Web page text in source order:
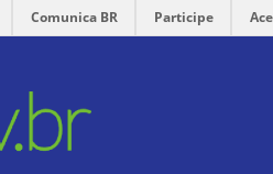
Comunica BR Participe